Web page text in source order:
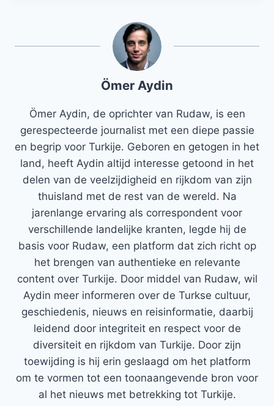
Ömer Aydin
Ömer Aydin, de oprichter van Rudaw, is een
gerespecteerde journalist met een diepe passie
en begrip voor Turkije. Geboren en getogen in het
land, heeft Aydin altijd interesse getoond in het
delen van de veelzijdigheid en rijkdom van zijn
thuisland met de rest van de wereld. Na
jarenlange ervaring als correspondent voor
verschillende landelijke kranten, legde hij de
basis voor Rudaw, een platform dat zich richt op
het brengen van authentieke en relevante
content over Turkije. Door middel van Rudaw, wil
Aydin meer informeren over de Turkse cultuur,
geschiedenis, nieuws en reisinformatie, daarbij
leidend door integriteit en respect voor de
diversiteit en rijkdom van Turkije. Door zijn
toewijding is hij erin geslaagd om het platform
om te vormen tot een toonaangevende bron voor
al het nieuws met betrekking tot Turkije.